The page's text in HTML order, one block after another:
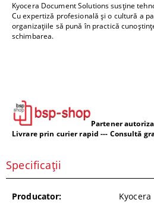
Kyocera Document Solutions susține
Cu expertiză profesională și o cultură a
organizațiile să pună în practică
schimbarea.
Partener
Livrare prin curier rapid --- Consultă
Specificații
Producator: Kyocera